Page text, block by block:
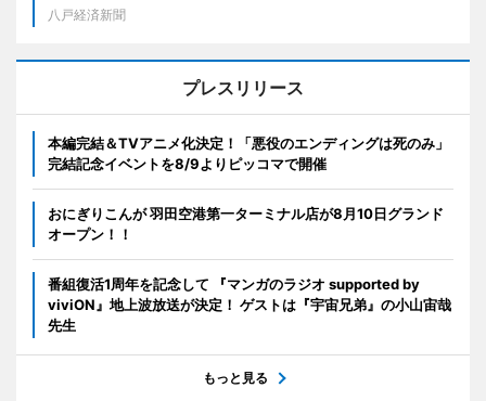
八戸経済新聞
プレスリリース
本編完結＆TVアニメ化決定！「悪役のエンディングは死のみ」
完結記念イベントを8/9よりピッコマで開催
おにぎりこんが 羽田空港第一ターミナル店が8月10日グランド
オープン！！
番組復活1周年を記念して 『マンガのラジオ supported by
viviON』地上波放送が決定！ ゲストは『宇宙兄弟』の小山宙哉
先生
もっと見る